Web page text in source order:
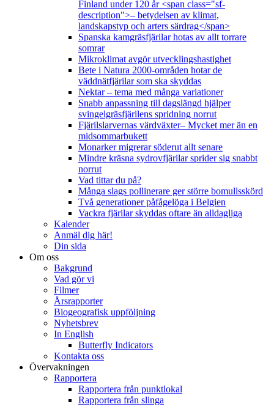
Finland under 120 år <span class="sf-
description">– betydelsen av klimat,
landskapstyp och arters särdrag</span>
Spanska kamgräsfjärilar hotas av allt torrare
somrar
Mikroklimat avgör utvecklingshastighet
Bete i Natura 2000-områden hotar de
väddnätfjärilar som ska skyddas
Nektar – tema med många variationer
Snabb anpassning till dagslängd hjälper
svingelgräsfjärilens spridning norrut
Fjärilslarvernas värdväxter– Mycket mer än en
midsommarbukett
Monarker migrerar söderut allt senare
Mindre kräsna sydrovfjärilar sprider sig snabbt
norrut
Vad tittar du på?
Många slags pollinerare ger större bomullsskörd
Två generationer påfågelöga i Belgien
Vackra fjärilar skyddas oftare än alldagliga
Kalender
Anmäl dig här!
Din sida
Om oss
Bakgrund
Vad gör vi
Filmer
Årsrapporter
Biogeografisk uppföljning
Nyhetsbrev
In English
Butterfly Indicators
Kontakta oss
Övervakningen
Rapportera
Rapportera från punktlokal
Rapportera från slinga